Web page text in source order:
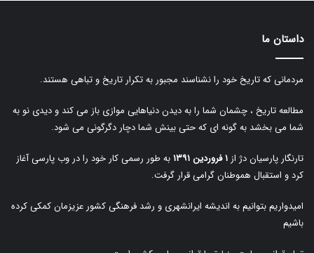
داستان ما
مردمانی که تاریخ خود را نشناسند مجبور به تکرار تاریخ و تباهی هستند.
مطالعه تاریخ ، چشمان شما را به دیدن دنیاهایی موازی باز می کند و دیدی نو به
شما می بخشد به گونه ای که حتی بینش شما دچار دگرگونی می شود.
تارنگار پارسیان دژ از ۱ فروردین ۱۳۹۱
به طور رسمی کار خود را در وب پارسی آغاز
کرد و استقبال هموطنان گرامی قرار گرفت.
امیدواریم بتوانیم به اندیشه ایرانشهری و رشد فرهنگی کشور عزیزمان کمکی کرده
باشیم